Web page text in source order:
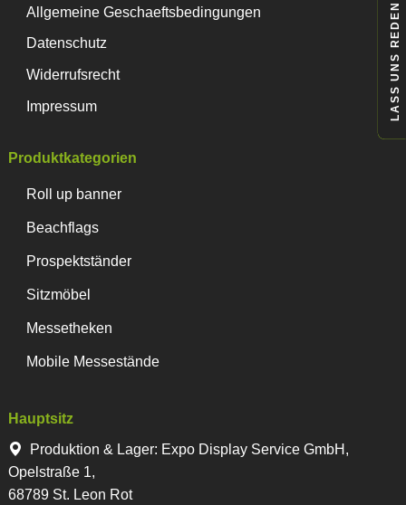
LASS UNS REDEN
Allgemeine Geschaeftsbedingungen
Datenschutz
Widerrufsrecht
Impressum
Produktkategorien
Roll up banner
Beachflags
Prospektständer
Sitzmöbel
Messetheken
Mobile Messestände
Hauptsitz
Produktion & Lager: Expo Display Service GmbH,
Opelstraße 1,
68789 St. Leon Rot